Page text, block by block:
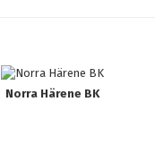
Norra Härene BK